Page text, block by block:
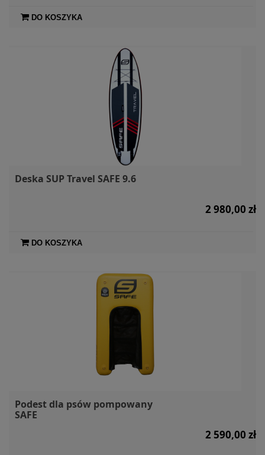
DO KOSZYKA
Deska SUP Travel SAFE 9.6
2 980,00 zł
DO KOSZYKA
Podest dla psów pompowany
SAFE
2 590,00 zł